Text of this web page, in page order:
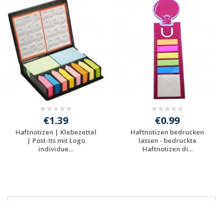
€1.39
Haftnotizen | Klebezettel
| Post-Its mit Logo
individue...
€0.99
Haftnotizen bedrucken
lassen - bedruckte
Haftnotizen di...